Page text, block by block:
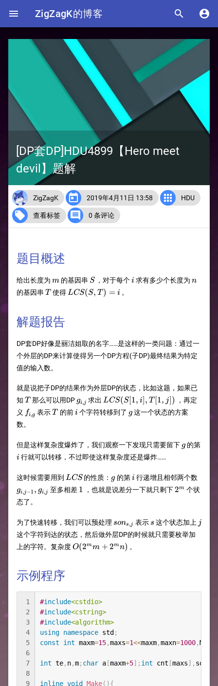
 ZigZagK的博客  
[DP套DP]HDU4899【Hero meet
devil】题解
ZigZagK  2019年4月11日 13:58  HDU
 查看标签  0 条评论
题目概述
给出长度为 m
m的基因串 S
S，对于每个i
i 求有多少个长度为n
n
的基因串 T
T 使得 LCS(S,T)=i
LCS(S, T ) = i 。
解题报告
DP套DP好像是丽洁姐取的名字……是这样的一类问题：通过一
个外层的DP来计算使得另一个DP方程(子DP)最终结果为特定
值的输入数。
就是说把子DP的结果作为外层DP的状态，比如这题，如果已
知 T
T 那么可以用DP g_{i,j}
gi,j 求出LCS(S[1,i],T[1,j])
LCS(S 1, i , T 1, j ])
，再定
义 f_{i,g}
fi,g 表示T
T 的前i
i 个字符转移到了 g
g 这一个状态的方案
数。
但是这样复杂度爆炸了，我们观察一下发现只需要留下 g
g 的第
i
i 行就可以转移，不过即使这样复杂度还是爆炸……
这时候需要用到 LCS
LCS的性质： g
g 的第i
i 行递增且相邻两个数
gi,j−1 , gi,j 至多相差 1
1 ，也就是说差分一下就只剩下2^m
2m 个状
态了。
为了快速转移，我们可以预处理 son_{s,j}
sons,j 表示 s
s 这个状态加上 jj
这个字符到达的状态，然后做外层DP的时候就只需要枚举加
上的字符。复杂度O(2^mm+2^mn)
O(2mm +2mn) 。
示例程序
1
2
3
4
5
6
7
8
9
#include<cstdio>
#include<cstring>
#include<algorithm>
using namespace std ;
const
int maxm=15,maxs=1<<maxm,maxn=1000,MOD
int te, n,m; char a[maxm+5] ; int cnt [maxs] , son
inline void Make( ){